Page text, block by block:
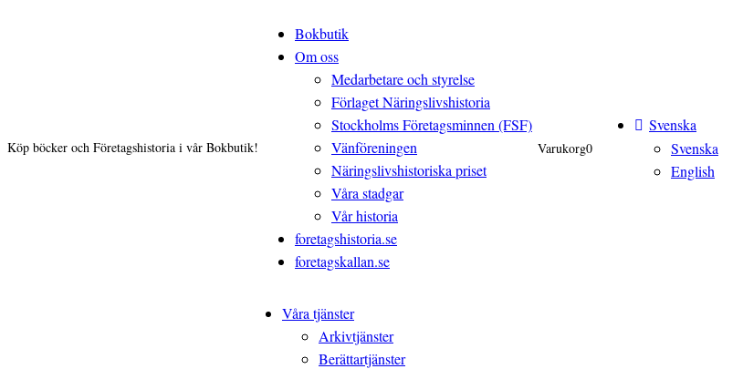
Köp böcker och Företagshistoria i vår Bokbutik!
Bokbutik
Om oss
Medarbetare och styrelse
Förlaget Näringslivshistoria
Stockholms Företagsminnen (FSF)
Vänföreningen
Näringslivshistoriska priset
Våra stadgar
Vår historia
foretagshistoria.se
foretagskallan.se
Varukorg0
Svenska
Svenska
English
Våra tjänster
Arkivtjänster
Berättartjänster